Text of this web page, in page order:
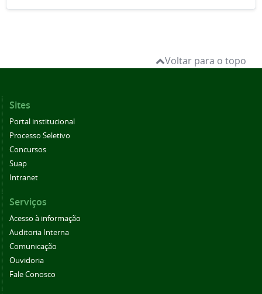
Voltar para o topo
Sites
Portal institucional
Processo Seletivo
Concursos
Suap
Intranet
Serviços
Acesso à informação
Auditoria Interna
Comunicação
Ouvidoria
Fale Conosco